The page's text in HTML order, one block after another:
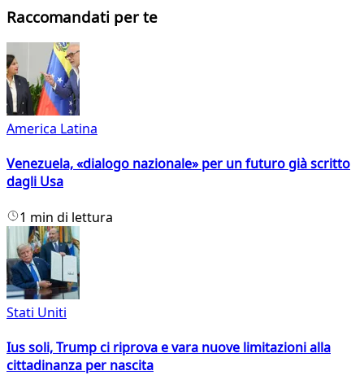
Raccomandati per te
America Latina
Venezuela, «dialogo nazionale» per un futuro già scritto
dagli Usa
1 min di lettura
Stati Uniti
Ius soli, Trump ci riprova e vara nuove limitazioni alla
cittadinanza per nascita